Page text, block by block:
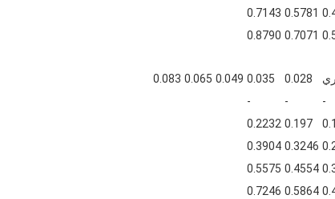
0.5781
0.7143
0.7071
0.8790
0.028
0.035
0.049
0.065
0.083
-
-
-
0.197
0.2232
0.3246
0.3904
0.4554
0.5575
0.5864
0.7246